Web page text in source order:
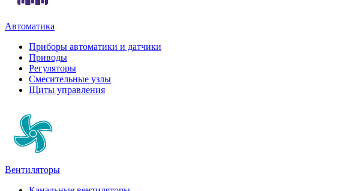
Автоматика
Приборы автоматики и датчики
Приводы
Регуляторы
Смесительные узлы
Щиты управления
Вентиляторы